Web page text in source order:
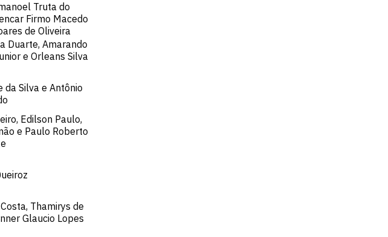
Truta do
Firmo Macedo
de Oliveira
Duarte, Amarando
e Orleans Silva
da Silva e Antônio
Edilson Paulo,
e Paulo Roberto
Thamirys de
Glaucio Lopes